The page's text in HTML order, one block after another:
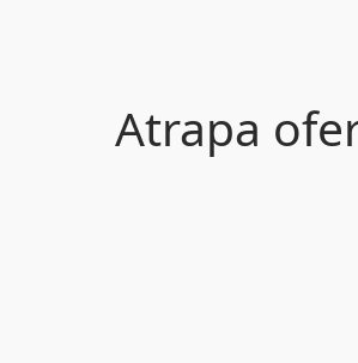
Atrapa